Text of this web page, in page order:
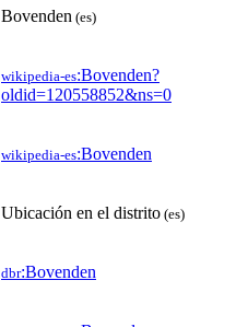
Bovenden (es)
wikipedia-es:Bovenden?
oldid=120558852&ns=0
wikipedia-es:Bovenden
Ubicación en el distrito (es)
dbr:Bovenden